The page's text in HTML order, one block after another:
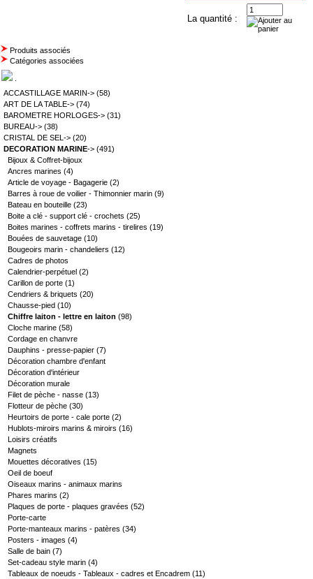
La quantité :
Produits associés
Catégories associées
ACCASTILLAGE MARIN-> (58)
ART DE LA TABLE-> (74)
BAROMETRE HORLOGES-> (31)
BUREAU-> (38)
CRISTAL DE SEL-> (20)
DECORATION MARINE-> (491)
Bijoux & Coffret-bijoux
Ancres marines (4)
Article de voyage - Bagagerie (2)
Barres à roue de voilier - Thimonnier marin (9)
Bateau en bouteille (23)
Boite a clé - support clé - crochets (25)
Boites marines - coffrets marins - tirelires (19)
Bouées de sauvetage (10)
Bougeoirs marin - chandeliers (12)
Cadres de photos
Calendrier-perpétuel (2)
Carillon de porte (1)
Cendriers & briquets (20)
Chausse-pied (10)
Chiffre laiton - lettre en laiton (98)
Cloche marine (58)
Cordage en chanvre
Dauphins - presse-papier (7)
Décoration chambre d'enfant
Décoration d'intérieur
Décoration murale
Filet de pèche - nasse (13)
Flotteur de pèche (30)
Heurtoirs de porte - cale porte (2)
Hublots-miroirs marins & miroirs (16)
Loisirs créatifs
Magnets
Mouettes décoratives (15)
Oeil de boeuf
Oiseaux marins - animaux marins
Phares marins (2)
Plaques de porte - plaques gravées (52)
Porte-carte
Porte-manteaux marins - patères (34)
Posters - images (4)
Salle de bain (7)
Set-cadeau style marin (4)
Tableaux de noeuds - Tableaux - cadres et Encadrem (11)